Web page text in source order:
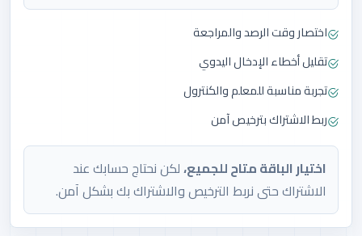
منصة مؤشر لتحليل
النتائج -للمدارس
التحليلات ونواتج التعلم
تحويل ملفات النتائج إلى مؤشرات
واضحة وتقرير يساعد المدرسة على
فهم الأداء واتخاذ القرار.
MOASHER
DeskPilotAI – منظم رسائل واتس اب لنظام
اختصار وقت الرصد والمراجعة
تقليل أخطاء الإدخال اليدوي
تجربة مناسبة للمعلم والكنترول
ربط الاشتراك بترخيص آمن
اختيار الباقة متاح للجميع،لكن نحتاج حسابك عند
الاشتراك حتى نربط الترخيص والاشتراك بك بشكل آمن.